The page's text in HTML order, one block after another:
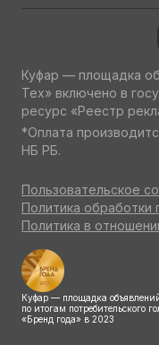
Куфар — площадка
Тех» включено в
ресурс «Реестр
*Оплата
НБ РБ.
Пользовательское
Политика обработки
Политика в
Куфар — площадка
по итогам потребительского
«Бренд года» в 2023